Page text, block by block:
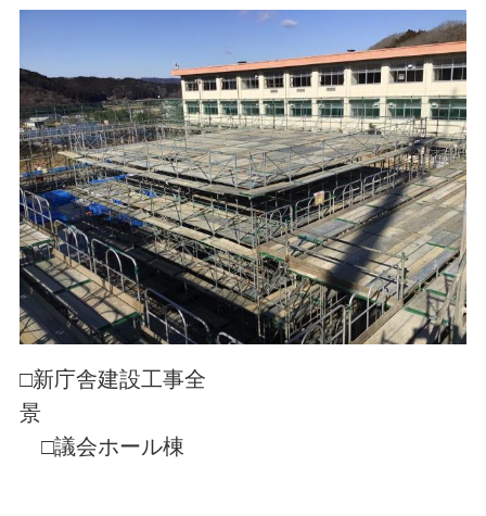
□新庁舎建設工事全
景
□議会ホール棟